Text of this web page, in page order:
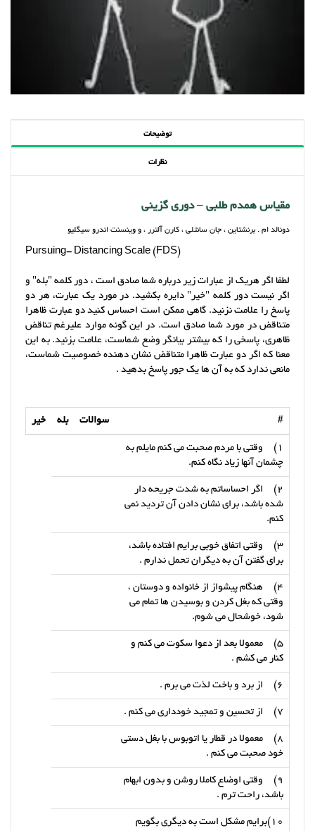
توضیحات
نظرات
مقیاس همدم طلبی – دوری گزینی
دونالد ام . برنشتاین ، جان سانتلی ، کارن آلترر ، و وینسنت اندرو سیگلیو
Pursuing- Distancing Scale (FDS)
لطفا اگر هریک از عبارات زیر درباره شما صادق است ، دور کلمه "بله" و
اگر نیست دور کلمه "خیر" دایره بکشید. در مورد یک عبارت، هر دو
پاسخ را علامت نزنید. گاهی ممکن است احساس کنید دو عبارت ظاهرا
متناقض در مورد شما صادق است. در این گونه موارد علیرغم تناقض
ظاهری، پاسخی را که بیشتر بیانگر وضع شماست، علامت بزنید. به این
معنا که اگر دو عبارت ظاهرا متناقض نشان دهنده خصوصیت شماست،
مانعی ندارد که به آن ها یک جور پاسخ بدهید .
# سوالات بله خیر
1) وقتی با مردم صحبت می کنم مایلم به
چشمان آنها زیاد نگاه کنم.
2) اگر احساساتم به شدت جریحه دار
شده باشد، برای نشان دادن آن تردید نمی
کنم.
3) وقتی اتفاق خوبی برایم افتاده باشد،
برای گفتن آن به دیگران تحمل ندارم .
4) هنگام پیشواز از خانواده و دوستان ،
وقتی که بغل کردن و بوسیدن ها تمام می
شود، خوشحال می شوم.
5) معمولا بعد از دعوا سکوت می کنم و
کنار می کشم .
6) از برد و باخت لذت می برم .
7) از تحسین و تمجید خودداری می کنم .
8) معمولا در قطار یا اتوبوس با بغل دستی
خود صحبت می کنم .
9) وقتی اوضاع کاملا روشن و بدون ابهام
باشد، راحت ترم .
10)برایم مشکل است به دیگری بگویم